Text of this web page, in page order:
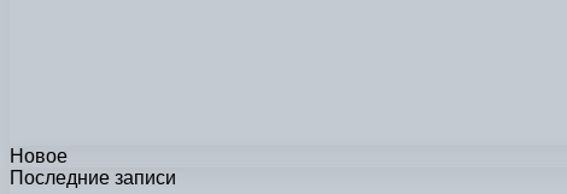
Новое
Последние записи